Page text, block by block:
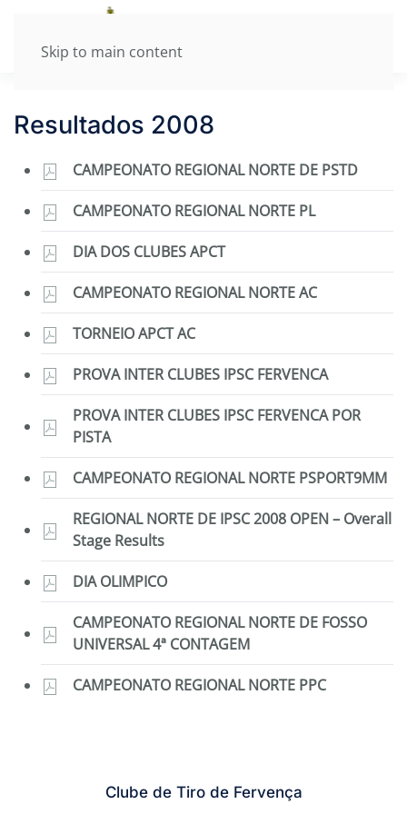
Skip to main content
Resultados 2008
CAMPEONATO REGIONAL NORTE DE PSTD
CAMPEONATO REGIONAL NORTE PL
DIA DOS CLUBES APCT
CAMPEONATO REGIONAL NORTE AC
TORNEIO APCT AC
PROVA INTER CLUBES IPSC FERVENCA
PROVA INTER CLUBES IPSC FERVENCA POR
PISTA
CAMPEONATO REGIONAL NORTE PSPORT9MM
REGIONAL NORTE DE IPSC 2008 OPEN – Overall
Stage Results
DIA OLIMPICO
CAMPEONATO REGIONAL NORTE DE FOSSO
UNIVERSAL 4ª CONTAGEM
CAMPEONATO REGIONAL NORTE PPC
Clube de Tiro de Fervença